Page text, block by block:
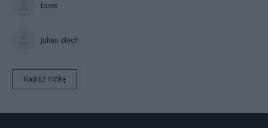
foros
julian olech
Napisz notkę